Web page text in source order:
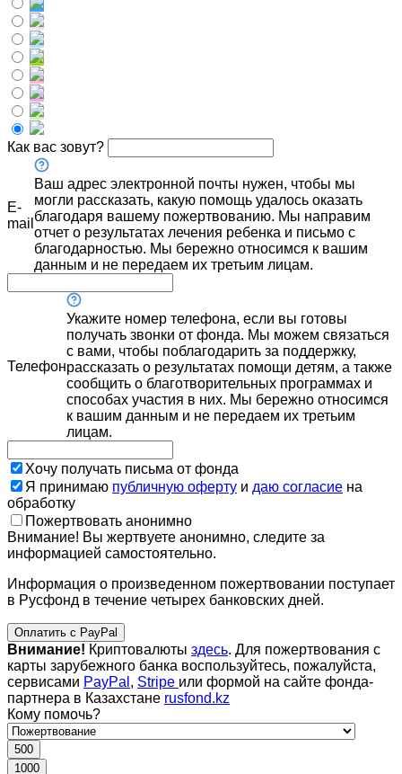
Как вас зовут?
E-
mail
Ваш адрес электронной почты нужен, чтобы мы
могли рассказать, какую помощь удалось оказать
благодаря вашему пожертвованию. Мы направим
отчет о результатах лечения ребенка и письмо с
благодарностью. Мы бережно относимся к вашим
данным и не передаем их третьим лицам.
Телефон
Укажите номер телефона, если вы готовы
получать звонки от фонда. Мы можем связаться
с вами, чтобы поблагодарить за поддержку,
рассказать о результатах помощи детям, а также
сообщить о благотворительных программах и
способах участия в них. Мы бережно относимся
к вашим данным и не передаем их третьим
лицам.
Хочу получать письма от фонда
Я принимаю публичную оферту и даю согласие на
обработку
Пожертвовать анонимно
Внимание! Вы жертвуете анонимно, следите за
информацией самостоятельно.
Информация о произведенном пожертвовании поступает
в Русфонд в течение четырех банковских дней.
Оплатить с PayPal
Внимание! Криптовалюты здесь. Для пожертвования с
карты зарубежного банка воспользуйтесь, пожалуйста,
сервисами PayPal , Stripe или формой на сайте фонда-
партнера в Казахстане rusfond.kz
Кому помочь?
500
1000